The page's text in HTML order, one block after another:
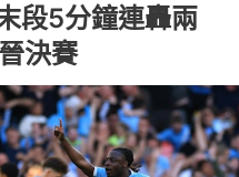
段5分鐘連轟兩
決賽